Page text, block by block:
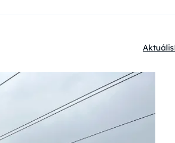
Aktuális